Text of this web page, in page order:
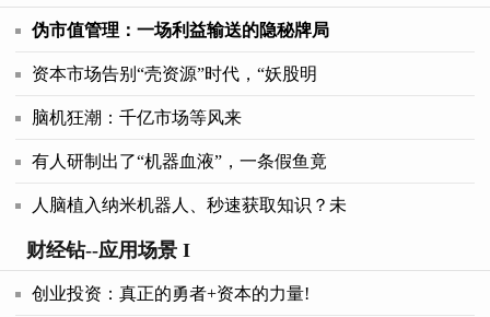
伪市值管理：一场利益输送的隐秘牌局
资本市场告别“壳资源”时代，“妖股明
脑机狂潮：千亿市场等风来
有人研制出了“机器血液”，一条假鱼竟
人脑植入纳米机器人、秒速获取知识？未
财经钻--应用场景 I
创业投资：真正的勇者+资本的力量!